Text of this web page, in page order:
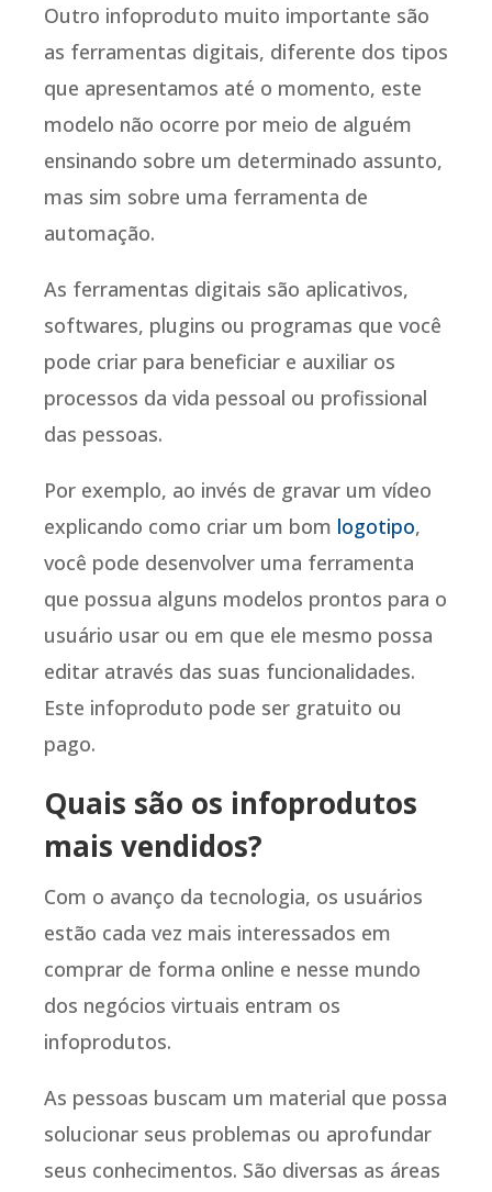
Outro infoproduto muito importante são
as ferramentas digitais, diferente dos tipos
que apresentamos até o momento, este
modelo não ocorre por meio de alguém
ensinando sobre um determinado assunto,
mas sim sobre uma ferramenta de
automação.
As ferramentas digitais são aplicativos,
softwares, plugins ou programas que você
pode criar para beneficiar e auxiliar os
processos da vida pessoal ou profissional
das pessoas.
Por exemplo, ao invés de gravar um vídeo
explicando como criar um bom logotipo,
você pode desenvolver uma ferramenta
que possua alguns modelos prontos para o
usuário usar ou em que ele mesmo possa
editar através das suas funcionalidades.
Este infoproduto pode ser gratuito ou
pago.
Quais são os infoprodutos
mais vendidos?
Com o avanço da tecnologia, os usuários
estão cada vez mais interessados em
comprar de forma online e nesse mundo
dos negócios virtuais entram os
infoprodutos.
As pessoas buscam um material que possa
solucionar seus problemas ou aprofundar
seus conhecimentos. São diversas as áreas